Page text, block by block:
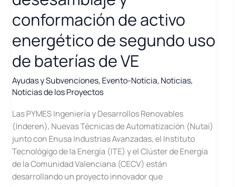
conformación de activo
energético de segundo uso
de baterías de VE
Ayudas y Subvenciones, Evento-Noticia, Noticias,
Noticias de los Proyectos
Las PYMES Ingeniería y Desarrollos Renovables
(Inderen), Nuevas Técnicas de Automatización (Nutai)
junto con Enusa Industrias Avanzadas, el Instituto
Tecnológigo de la Energía (ITE) y el Clúster de Energía
de la Comunidad Valenciana (CECV) están
desarrollando un proyecto innovador que